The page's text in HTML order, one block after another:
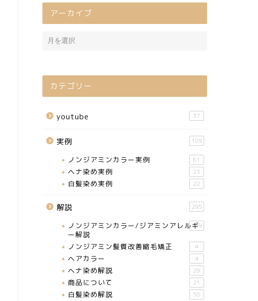
アーカイブ
カテゴリー
youtube 37
実例 109
ノンジアミンカラー実例 61
ヘナ染め実例 23
白髪染め実例 22
解説 295
ノンジアミンカラー/ジアミンアレルギ
ー解説
159
ノンジアミン髪質改善縮毛矯正 4
ヘアカラー 4
ヘナ染め解説 29
商品について 21
白髪染め解説 58